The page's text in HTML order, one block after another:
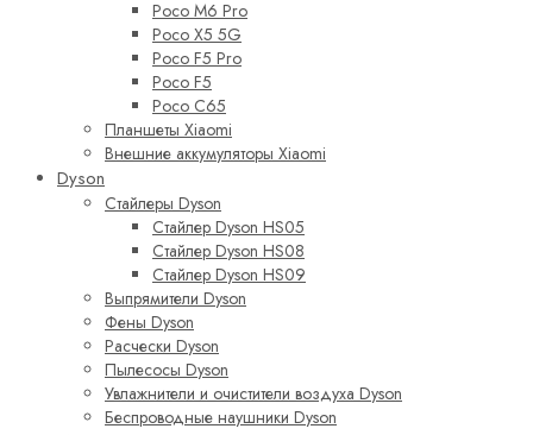
Poco M6 Pro
Poco X5 5G
Poco F5 Pro
Poco F5
Poco C65
Планшеты Xiaomi
Внешние аккумуляторы Xiaomi
Dyson
Стайлеры Dyson
Стайлер Dyson HS05
Стайлер Dyson HS08
Стайлер Dyson HS09
Выпрямители Dyson
Фены Dyson
Расчески Dyson
Пылесосы Dyson
Увлажнители и очистители воздуха Dyson
Беспроводные наушники Dyson